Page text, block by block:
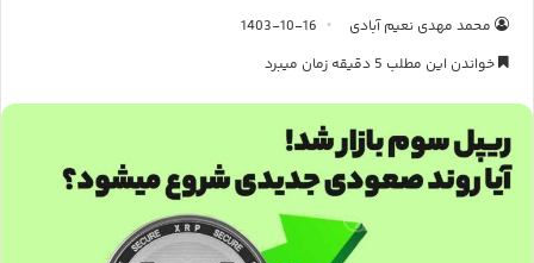
محمد مهدی نعیم آبادی
1403-10-16
خواندن این مطلب 5 دقیقه زمان میبرد